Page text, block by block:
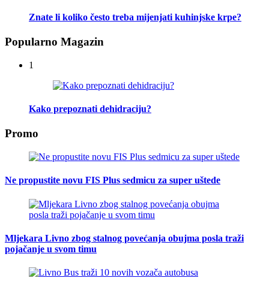
Znate li koliko često treba mijenjati kuhinjske krpe?
Popularno Magazin
1
Kako prepoznati dehidraciju?
Promo
Ne propustite novu FIS Plus sedmicu za super uštede
Mljekara Livno zbog stalnog povećanja obujma posla traži
pojačanje u svom timu